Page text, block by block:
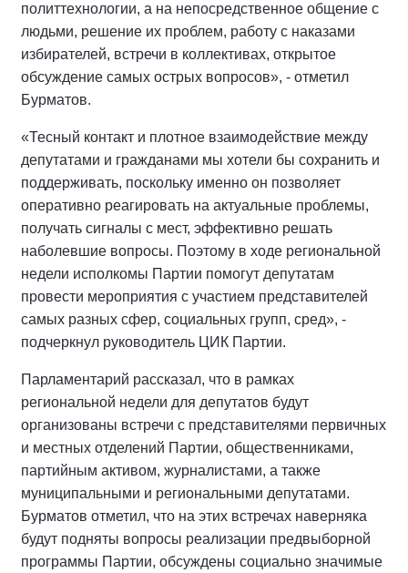
политтехнологии, а на непосредственное общение с
людьми, решение их проблем, работу с наказами
избирателей, встречи в коллективах, открытое
обсуждение самых острых вопросов», - отметил
Бурматов.
«Тесный контакт и плотное взаимодействие между
депутатами и гражданами мы хотели бы сохранить и
поддерживать, поскольку именно он позволяет
оперативно реагировать на актуальные проблемы,
получать сигналы с мест, эффективно решать
наболевшие вопросы. Поэтому в ходе региональной
недели исполкомы Партии помогут депутатам
провести мероприятия с участием представителей
самых разных сфер, социальных групп, сред», -
подчеркнул руководитель ЦИК Партии.
Парламентарий рассказал, что в рамках
региональной недели для депутатов будут
организованы встречи с представителями первичных
и местных отделений Партии, общественниками,
партийным активом, журналистами, а также
муниципальными и региональными депутатами.
Бурматов отметил, что на этих встречах наверняка
будут подняты вопросы реализации предвыборной
программы Партии, обсуждены социально значимые